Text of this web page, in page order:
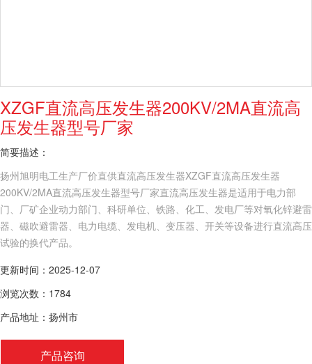
XZGF直流高压发生器200KV/2MA直流高
压发生器型号厂家
简要描述：
扬州旭明电工生产厂价直供直流高压发生器XZGF直流高压发生器
200KV/2MA直流高压发生器型号厂家直流高压发生器是适用于电力部
门、厂矿企业动力部门、科研单位、铁路、化工、发电厂等对氧化锌避雷
器、磁吹避雷器、电力电缆、发电机、变压器、开关等设备进行直流高压
试验的换代产品。
更新时间：2025-12-07
浏览次数：1784
产品地址：扬州市
产品咨询